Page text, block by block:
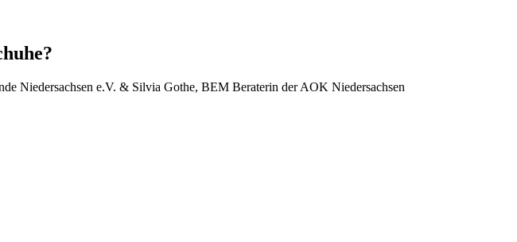
Niedersachsen e.V. & Silvia Gothe, BEM Beraterin der AOK Niedersachsen